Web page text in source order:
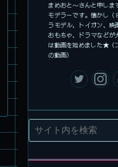
まめおと～さんと申しま
モデラーです。懐かし（
ラモデル、トイガン、映
おもちゃ、ドラマなど
は動画を始めました★（
の動画）